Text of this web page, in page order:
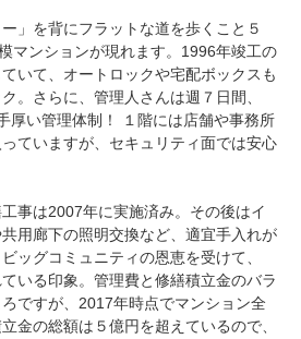
」を背にフラットな道を歩くこと５
マンションが現れます。1996年竣工の
いて、オートロックや宅配ボックスも
。さらに、管理人さんは週７日間、
厚い管理体制！ １階には店舗や事務所
ていますが、セキュリティ面では安心
事は2007年に実施済み。その後はイ
用廊下の照明交換など、適宜手入れが
ッグコミュニティの恩恵を受けて、
いる印象。管理費と修繕積立金のバラ
ですが、2017年時点でマンション全
金の総額は５億円を超えているので、